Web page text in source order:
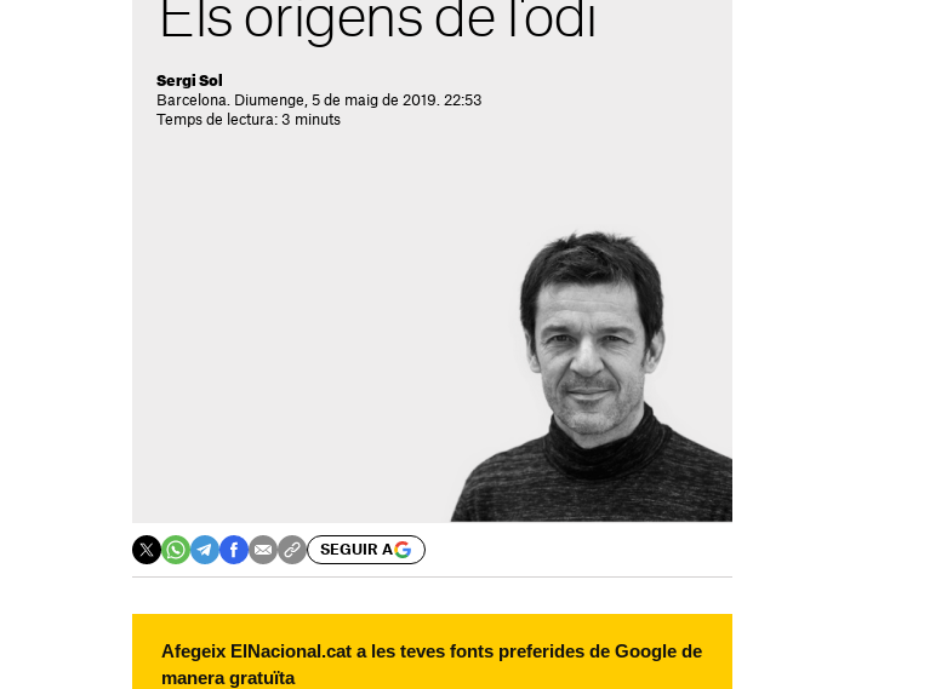
Els orígens de l'odi
Sergi Sol
Barcelona. Diumenge, 5 de maig de 2019. 22:53
Temps de lectura: 3 minuts
SEGUIR A
Afegeix ElNacional.cat a les teves fonts preferides de Google de
manera gratuïta